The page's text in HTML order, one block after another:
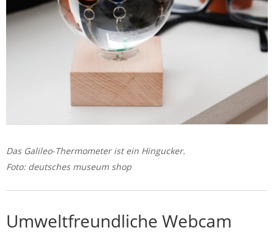
Das Galileo-Thermometer ist ein Hingucker.
Foto: deutsches museum shop
Umweltfreundliche Webcam